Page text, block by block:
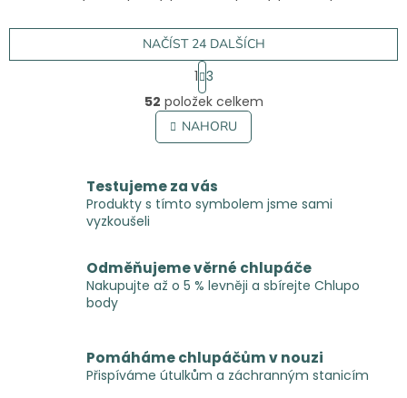
O
v
l
á
a
c
í
v
k
p
i
s
NAČÍST 24 DALŠÍCH
S
t
r
á
n
k
v
á
n
1 3
52 položek celkem
NAHORU
Testujeme za vás
Produkty s tímto symbolem jsme sami
vyzkoušeli
Odměňujeme věrné chlupáče
Nakupujte až o 5 % levněji a sbírejte Chlupo
body
Pomáháme chlupáčům v nouzi
Přispíváme útulkům a záchranným stanicím